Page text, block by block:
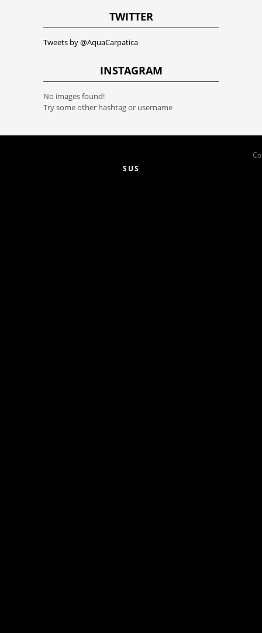
TWITTER
Tweets by @AquaCarpatica
INSTAGRAM
No images found!
Try some other hashtag or username
SUS